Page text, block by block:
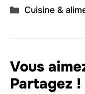
cœur
Catégories
Cuisine &
Vous
Partagez !